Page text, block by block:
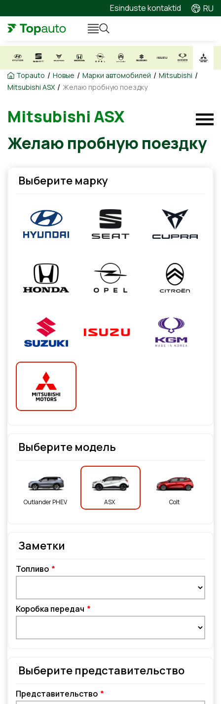
Esinduste kontaktid RU
Topauto / Новые / Марки автомобилей / Mitsubishi /
Mitsubishi ASX / Желаю пробную поездку
Mitsubishi ASX
Желаю пробную поездку
Выберите марку
Выберите модель
Outlander PHEV ASX Colt
Заметки
Топливо
Коробка передач
Выберите представительство
Представительство